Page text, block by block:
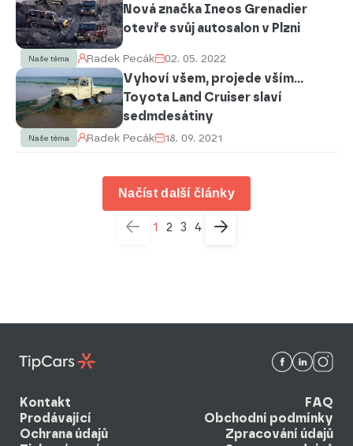
Nová značka Ineos Grenadier
otevře svůj autosalon v Plzni
Naše téma Radek Pecák 02. 05. 2022
Vyhoví všem, projede vším...
Toyota Land Cruiser slaví
sedmdesátiny
Naše téma Radek Pecák 18. 09. 2021
Načíst další články
1 2 3 4
Kontakt
FAQ
Prodávající
Obchodní podmínky
Ochrana údajů
Zpracování údajů